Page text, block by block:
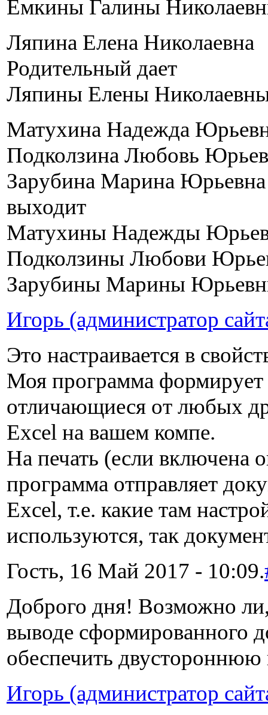
Емкины Галины
Ляпина Елена Николаевна
Родительный дает
Ляпины Елены
Матухина Надежда
Подколзина Любовь
Зарубина Марина Юрьевна
выходит
Матухины Надежды
Подколзины Любови
Зарубины Марины
Игорь (администратор
Это настраивается в
Моя программа
отличающиеся от любых
Excel на вашем компе.
На печать (если включена
программа отправляет
Excel, т.е. какие там
используются, так
Гость, 16 Май 2017 - 10:09.
Доброго дня! Возможно
выводе сформированного
обеспечить двустороннюю
Игорь (администратор